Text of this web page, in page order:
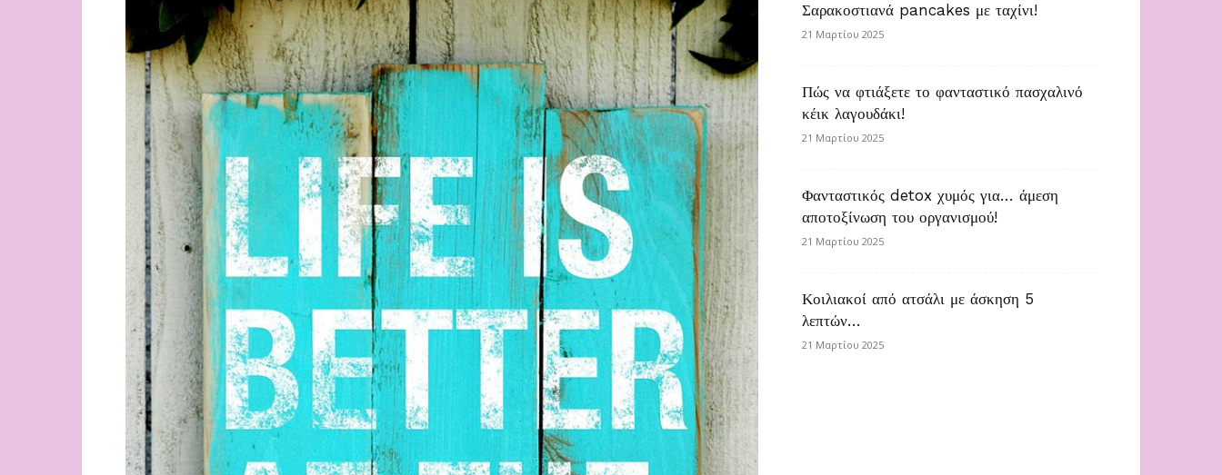
Σαρακοστιανά pancakes με ταχίνι!
21 Μαρτίου 2025
Πώς να φτιάξετε το φανταστικό πασχαλινό
κέικ λαγουδάκι!
21 Μαρτίου 2025
Φανταστικός detox χυμός για… άμεση
αποτοξίνωση του οργανισμού!
21 Μαρτίου 2025
Κοιλιακοί από ατσάλι με άσκηση 5
λεπτών…
21 Μαρτίου 2025